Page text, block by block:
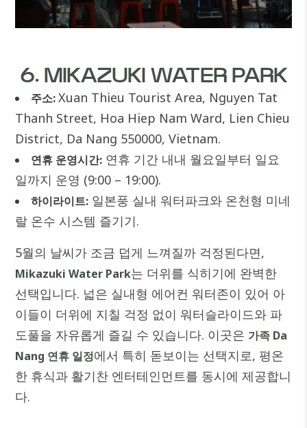
6. MIKAZUKI WATER PARK
주소:Xuan Thieu Tourist Area, Nguyen Tat
Thanh Street, Hoa Hiep Nam Ward, Lien Chieu
District, Da Nang 550000, Vietnam.
연휴 운영시간: 연휴 기간 내내 월요일부터 일요
일까지 운영 (9:00 – 19:00).
하이라이트: 일본풍 실내 워터파크와 온천형 미네
랄 온수 시스템 즐기기.
5월의 날씨가 조금 덥게 느껴질까 걱정된다면,
Mikazuki Water Park는 더위를 식히기에 완벽한
선택입니다. 넓은 실내형 에어컨 워터존이 있어 아
이들이 더위에 지칠 걱정 없이 워터슬라이드와 파
도풀을 자유롭게 즐길 수 있습니다. 이곳은 가족 Da
Nang 연휴 일정에서 특히 돋보이는 선택지로, 평온
한 휴식과 활기찬 엔터테인먼트를 동시에 제공합니
다.